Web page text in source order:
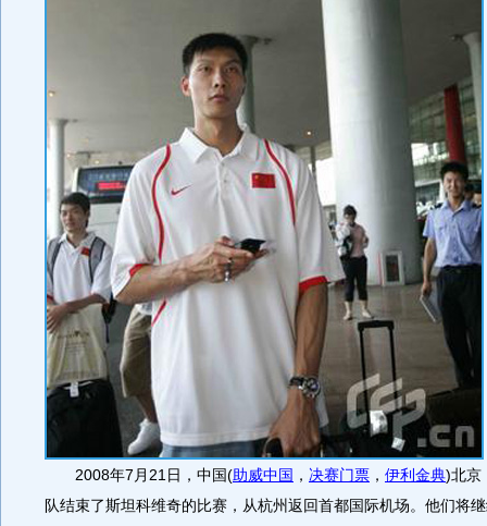
2008年7月21日，中国(助威中国 ， 决赛门票 ， 伊利金典)北京
队结束了斯坦科维奇的比赛，从杭州返回首都国际机场。他们将